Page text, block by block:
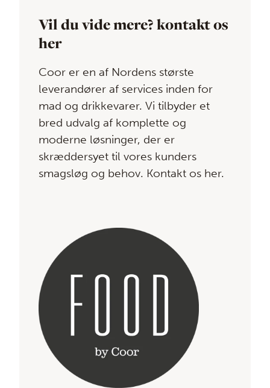
Vil du vide mere? kontakt os
her
Coor er en af Nordens største
leverandører af services inden for
mad og drikkevarer. Vi tilbyder et
bred udvalg af komplette og
moderne løsninger, der er
skræddersyet til vores kunders
smagsløg og behov. Kontakt os her.